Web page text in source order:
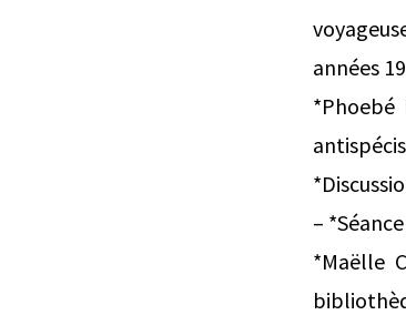
années
*Phoebé
–
*Maëlle